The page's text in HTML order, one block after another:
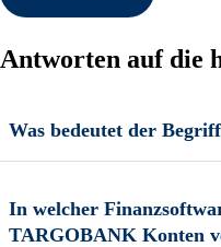
Antworten auf die
Was bedeutet der
In welcher
TARGOBANK Konten